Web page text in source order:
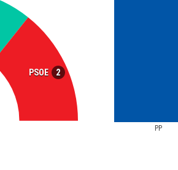
PSOE 2
PP